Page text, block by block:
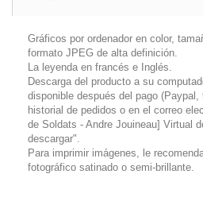
Gráficos por ordenador en color,
formato JPEG de alta definición.
La leyenda en francés e Inglés.
Descarga del producto a su
disponible después del pago
historial de pedidos o en el correo
de Soldats - Andre Jouineau] Virtual
descargar".
Para imprimir imágenes, le
fotográfico satinado o semi-brillante.